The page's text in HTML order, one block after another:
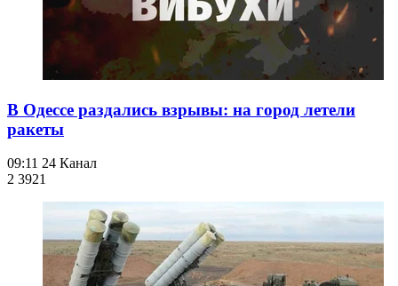
В Одессе раздались взрывы: на город летели
ракеты
09:11 24 Канал
2 3921